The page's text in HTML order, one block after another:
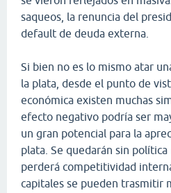
saqueos, la renuncia del
default de deuda externa.
Si bien no es lo mismo atar
la plata, desde el punto de
económica existen muchas
efecto negativo podría ser
un gran potencial para la
plata. Se quedarán sin
perderá competitividad
capitales se pueden trasmitir